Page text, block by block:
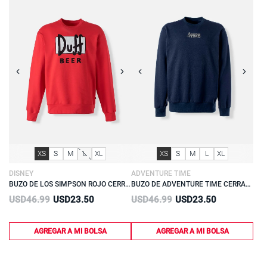
Previous Next
talla:
XS talla:
S talla:
M talla:
L talla:
XL
AGREGAR A MI BOLSA
DISNEY
BUZO DE LOS SIMPSON ROJO CERRADO PARA HOMBRE
USD46.99 Discounted
USD23.50
Previous Next
talla:
XS talla:
S talla:
M talla:
L talla:
XL
AGREGAR A MI BOLSA
ADVENTURE TIME
BUZO DE ADVENTURE TIME CERRADO AZUL PARA HOMBRE
USD46.99 Discounted
USD23.50